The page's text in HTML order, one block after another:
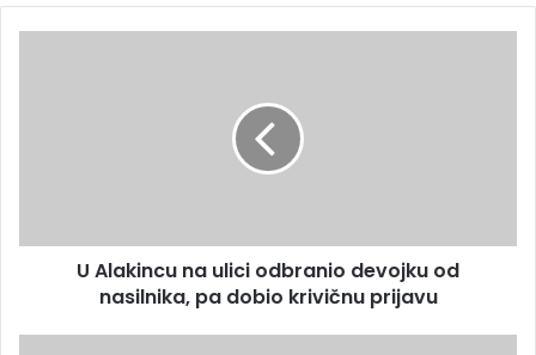
U Alakincu na ulici odbranio devojku od
nasilnika, pa dobio krivičnu prijavu